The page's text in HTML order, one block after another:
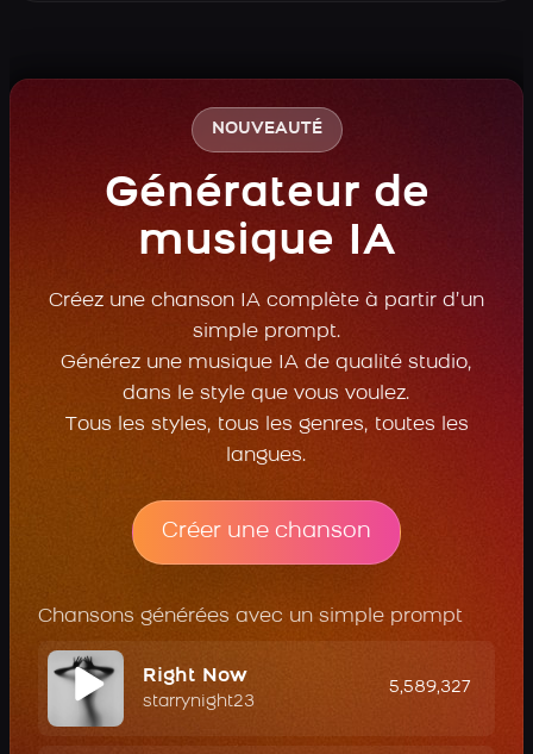
NOUVEAUTÉ
Générateur de
musique IA
Créez une chanson IA complète à partir d’un
simple prompt.
Générez une musique IA de qualité studio,
dans le style que vous voulez.
Tous les styles, tous les genres, toutes les
langues.
Créer une chanson
Chansons générées avec un simple prompt
Right Now
starrynight23
5,589,327